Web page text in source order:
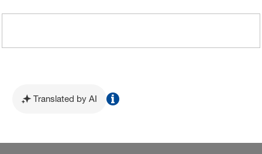
Translated by AI